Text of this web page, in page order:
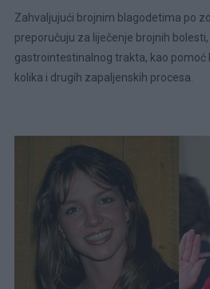
Zahvaljujući brojnim blagodetima po
preporučuju za liječenje brojnih
gastrointestinalnog trakta, kao pomoć
kolika i drugih zapaljenskih procesa.